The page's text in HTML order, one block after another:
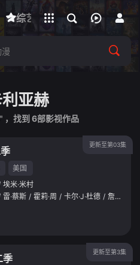
综艺 动漫 短剧
立即登录
亚赫
，找到 6部影视作品
更新至第03集
美国
埃米·米村
雷·蔡斯 / 霍莉·周 / 卡尔·J·杜德 / 詹妮弗·黑尔
更新至第3集
季